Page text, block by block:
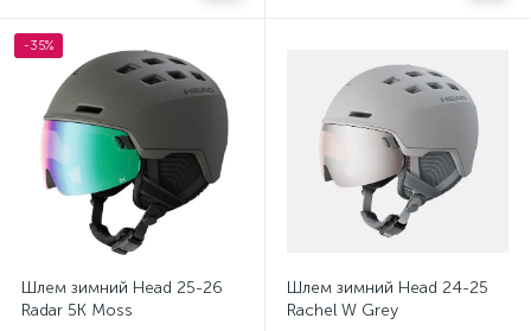
-35%
Шлем зимний Head 25-26
Radar 5K Moss
Шлем зимний Head 24-25
Rachel W Grey